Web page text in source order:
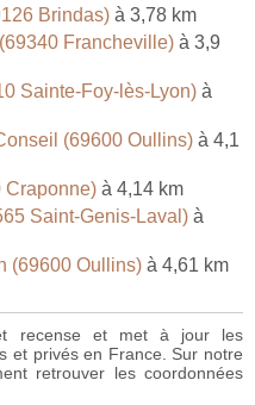
Brindas) à 3,78 km
Francheville) à 3,9
Sainte-Foy-lès-Lyon) à
(69600 Oullins) à 4,1
Craponne) à 4,14 km
Saint-Genis-Laval) à
(69600 Oullins) à 4,61 km
recense et met à jour les
et privés en France. Sur notre
retrouver les coordonnées